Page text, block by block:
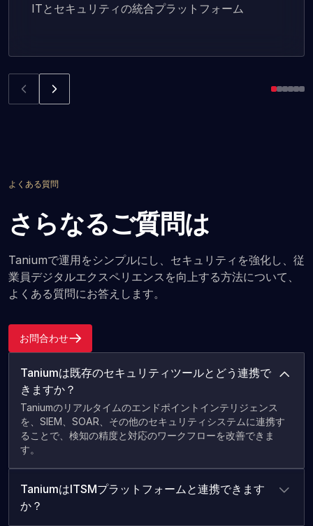
ITとセキュリティの統合プラットフォーム
よくある質問
さらなるご質問は
Taniumで運用をシンプルにし、セキュリティを強化し、従
業員デジタルエクスペリエンスを向上する方法について、
よくある質問にお答えします。
お問合わせ
Taniumは既存のセキュリティツールとどう連携で
きますか？
Taniumのリアルタイムのエンドポイントインテリジェンス
を、SIEM、SOAR、その他のセキュリティシステムに連携す
ることで、検知の精度と対応のワークフローを改善できま
す。
TaniumはITSMプラットフォームと連携できます
か？